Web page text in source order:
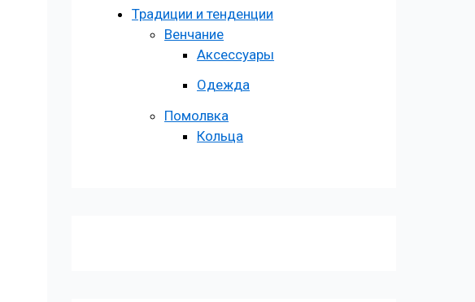
Традиции и тенденции
Венчание
Аксессуары
Одежда
Помолвка
Кольца